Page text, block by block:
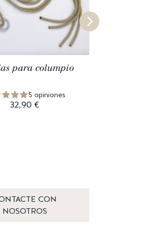
para columpio
5 opiniones
32,90 €
CON
NOSOTROS